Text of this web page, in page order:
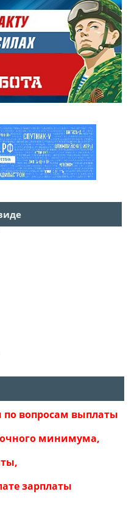
по вопросам выплаты
минимума,
зарплаты